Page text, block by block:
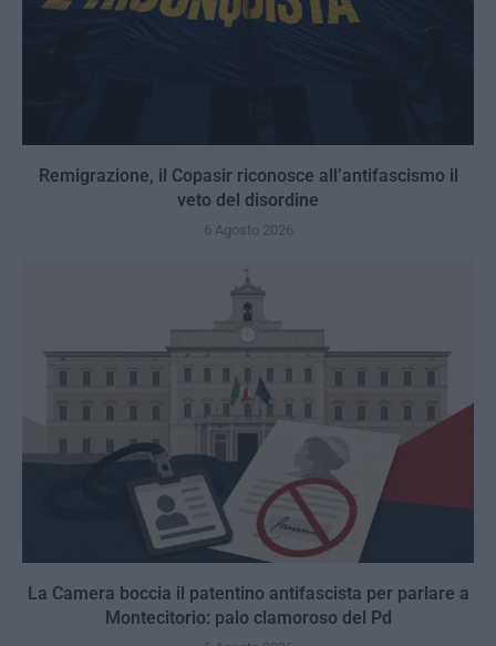
Remigrazione, il Copasir riconosce all’antifascismo il
veto del disordine
6 Agosto 2026
La Camera boccia il patentino antifascista per parlare a
Montecitorio: palo clamoroso del Pd